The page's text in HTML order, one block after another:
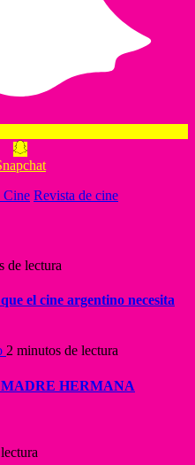
Cine Revista de cine
de lectura
el cine argentino necesita
2 minutos de lectura
HERMANA